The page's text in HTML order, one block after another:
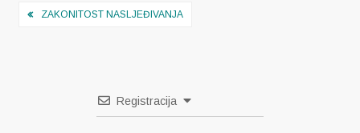
Navigacija
ZAKONITOST NASLJEĐIVANJA
Registracija